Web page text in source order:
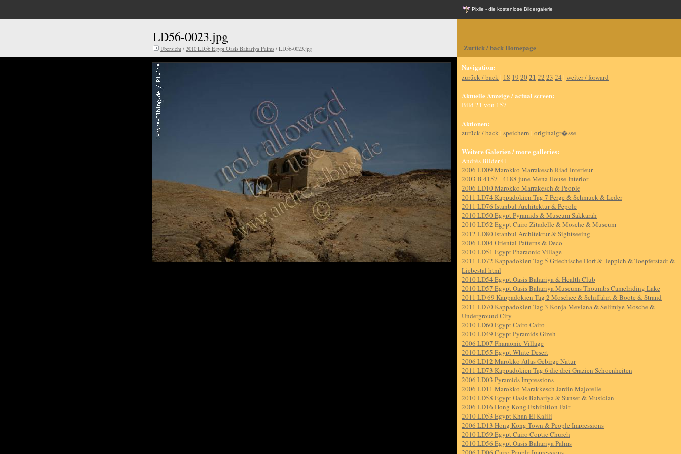
Pixlie - die kostenlose Bildergalerie
LD56-0023.jpg
Übersicht / 2010 LD56 Egypt Oasis Bahariya Palms / LD56-0023.jpg Zurück / back Homepage
Navigation:
zurück / back | 18 19 2021 22 23 24 | weiter / forward
Aktuelle Anzeige / actual screen:
Bild 21 von 157
Aktionen:
zurück / back | speichern | originalgr�sse
Weitere Galerien / more galleries:
Andrés Bilder ©
2006 LD09 Marokko Marrakesch Riad Interieur
2003 B 4157 - 4188 june Mena House Interior
2006 LD10 Marokko Marrakesch & People
2011 LD74 Kappadokien Tag 7 Perge & Schmuck & Leder
2011 LD76 Istanbul Architektur & Pepole
2010 LD50 Egypt Pyramids & Museum Sakkarah
2010 LD52 Egypt Cairo Zitadelle & Mosche & Museum
2012 LD80 Istanbul Architektur & Sightseeing
2006 LD04 Oriental Patterns & Deco
2010 LD51 Egypt Pharaonic Village
2011 LD72 Kappadokien Tag 5 Griechische Dorf & Teppich & Toepferstadt &
Liebestal html
2010 LD54 Egypt Oasis Bahariya & Health Club
2010 LD57 Egypt Oasis Bahariya Museums Thoumbs Camelriding Lake
2011 LD 69 Kappadokien Tag 2 Moschee & Schiffahrt & Boote & Strand
2011 LD70 Kappadokien Tag 3 Konja Mevlana & Selimiye Mosche &
Underground City
2010 LD60 Egypt Cairo Cairo
2010 LD49 Egypt Pyramids Gizeh
2006 LD07 Pharaonic Village
2010 LD55 Egypt White Desert
2006 LD12 Marokko Atlas Gebirge Natur
2011 LD73 Kappadokien Tag 6 die drei Grazien Schoenheiten
2006 LD03 Pyramids Impressions
2006 LD11 Marokko Marakkesch Jardin Majorelle
2010 LD58 Egypt Oasis Bahariya & Sunset & Musician
2006 LD16 Hong Kong Exhibition Fair
2010 LD53 Egypt Khan El Kalili
2006 LD13 Hong Kong Town & People Impressions
2010 LD59 Egypt Cairo Coptic Church
2010 LD56 Egypt Oasis Bahariya Palms